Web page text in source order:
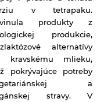
v tetrapaku.
produkty z
produkcie,
alternatívy
kravskému mlieku,
pokrývajúce potreby
a
stravy. V